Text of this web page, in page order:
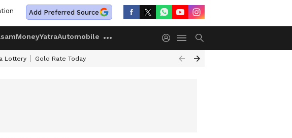
Add Preferred Source
MoneyYatraAutomobile
Lottery Gold Rate Today